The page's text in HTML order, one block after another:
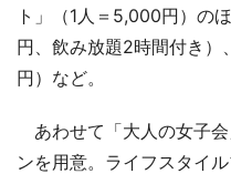
ト」（1人＝5,000円）の
円、飲み放題2時間付き
円）など。
あわせて「大人の女子
ンを用意。ライフスタイ